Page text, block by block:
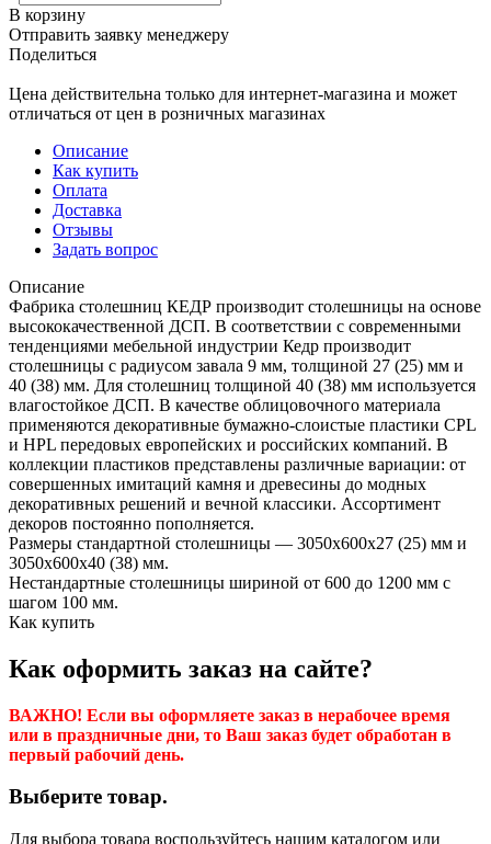
В корзину
Отправить заявку менеджеру
Поделиться
Цена действительна только для интернет-магазина и может
отличаться от цен в розничных магазинах
Описание
Как купить
Оплата
Доставка
Отзывы
Задать вопрос
Описание
Фабрика столешниц КЕДР производит столешницы на основе
высококачественной ДСП. В соответствии с современными
тенденциями мебельной индустрии Кедр производит
столешницы с радиусом завала 9 мм, толщиной 27 (25) мм и
40 (38) мм. Для столешниц толщиной 40 (38) мм используется
влагостойкое ДСП. В качестве облицовочного материала
применяются декоративные бумажно-слоистые пластики CPL
и HPL передовых европейских и российских компаний. В
коллекции пластиков представлены различные вариации: от
совершенных имитаций камня и древесины до модных
декоративных решений и вечной классики. Ассортимент
декоров постоянно пополняется.
Размеры стандартной столешницы — 3050х600х27 (25) мм и
3050х600х40 (38) мм.
Нестандартные столешницы шириной от 600 до 1200 мм с
шагом 100 мм.
Как купить
Как оформить заказ на сайте?
ВАЖНО! Если вы оформляете заказ в нерабочее время
или в праздничные дни, то Ваш заказ будет обработан в
первый рабочий день.
Выберите товар.
Для выбора товара воспользуйтесь нашим каталогом или